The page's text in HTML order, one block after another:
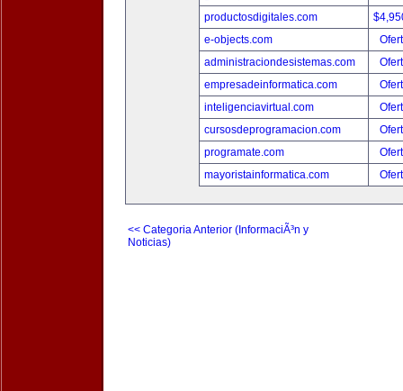
productosdigitales.com
e-objects.com
administraciondesistemas.com
empresadeinformatica.com
inteligenciavirtual.com
cursosdeprogramacion.com
programate.com
mayoristainformatica.com
<< Categoria Anterior (InformaciÃ³n y
Noticias)